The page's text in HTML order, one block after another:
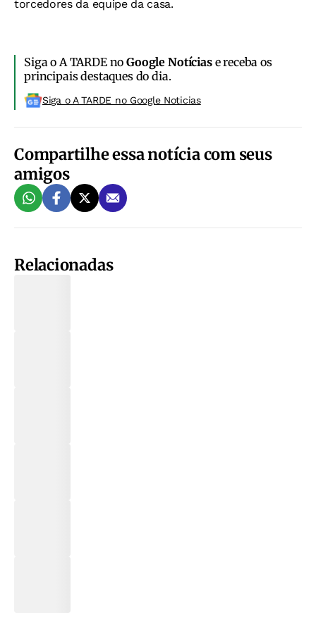
torcedores da equipe da casa.
Siga o A TARDE noGoogle Notíciase receba os
principais destaques do dia.
Siga o A TARDE no Google Noticias
Compartilhe essa notícia com seus
amigos
Relacionadas